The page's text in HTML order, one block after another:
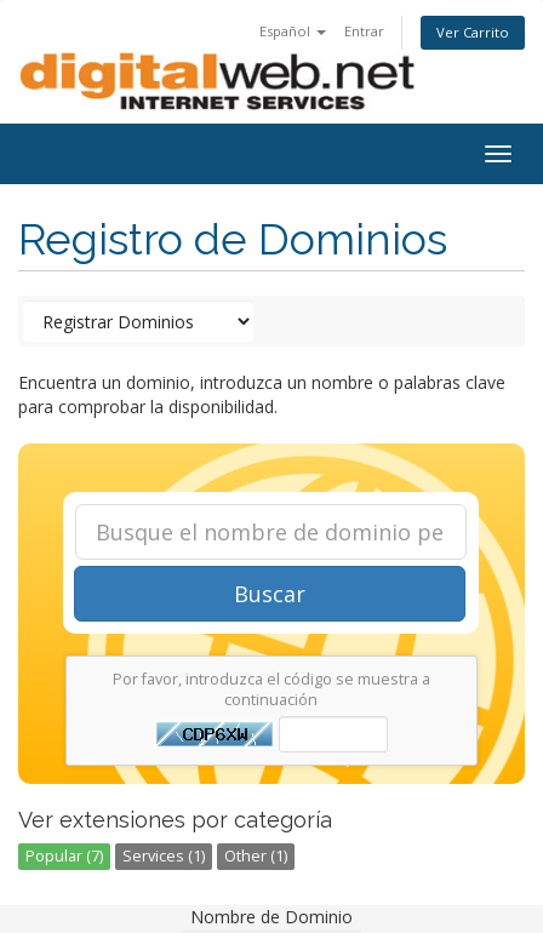
Español Entrar Ver Carrito
Registro de Dominios
Encuentra un dominio, introduzca un nombre o palabras clave
para comprobar la disponibilidad.
Buscar
Por favor, introduzca el código se muestra a
continuación
Ver extensiones por categoría
Popular (7) Services (1) Other (1)
Nombre de Dominio